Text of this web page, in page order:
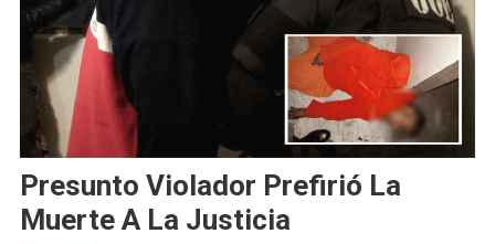
Presunto Violador Prefirió La
Muerte A La Justicia